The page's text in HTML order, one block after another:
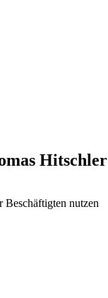
Hitschler
nutzen